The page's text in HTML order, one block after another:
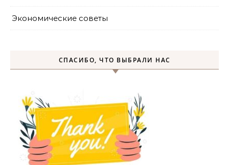
Экономические советы
СПАСИБО, ЧТО ВЫБРАЛИ НАС